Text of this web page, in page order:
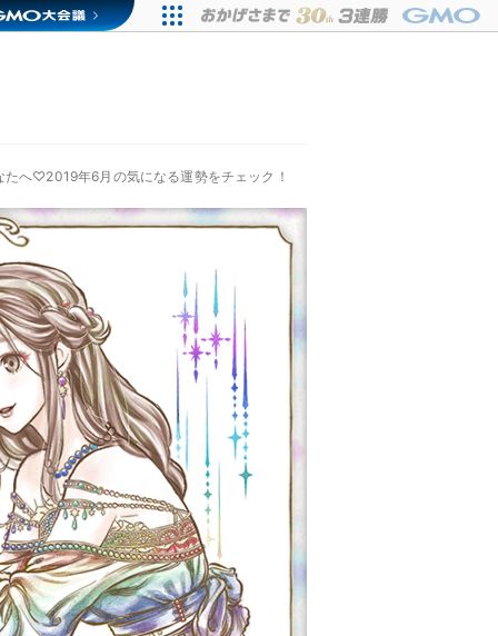
たへ♡2019年6月の気になる運勢をチェック！